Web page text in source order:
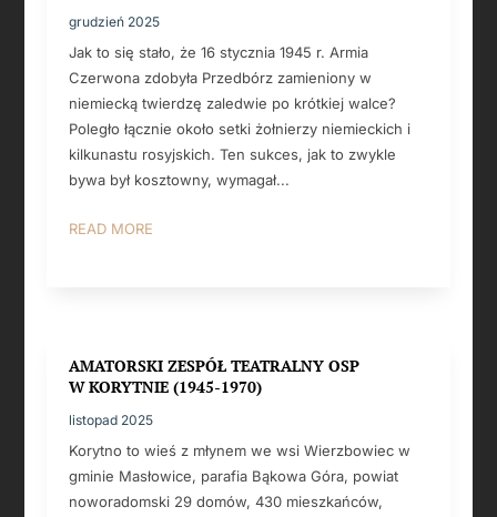
grudzień 2025
Jak to się stało, że 16 stycznia 1945 r. Armia
Czerwona zdobyła Przedbórz zamieniony w
niemiecką twierdzę zaledwie po krótkiej walce?
Poległo łącznie około setki żołnierzy niemieckich i
kilkunastu rosyjskich. Ten sukces, jak to zwykle
bywa był kosztowny, wymagał...
READ MORE
AMATORSKI ZESPÓŁ TEATRALNY OSP
W KORYTNIE (1945-1970)
listopad 2025
Korytno to wieś z młynem we wsi Wierzbowiec w
gminie Masłowice, parafia Bąkowa Góra, powiat
noworadomski 29 domów, 430 mieszkańców,